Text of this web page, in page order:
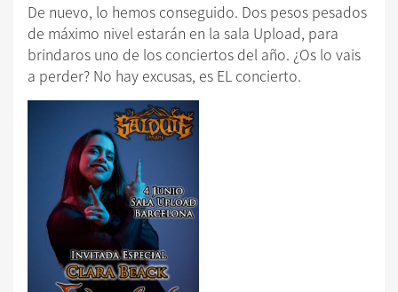
De nuevo, lo hemos conseguido. Dos pesos pesados
de máximo nivel estarán en la sala Upload, para
brindaros uno de los conciertos del año. ¿Os lo vais
a perder? No hay excusas, es EL concierto.